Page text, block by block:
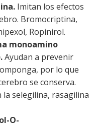
Imitan los efectos
Bromocriptina,
Ropinirol.
monoamino
Ayudan a prevenir
por lo que
se conserva.
la selegilina, rasagilina
O-